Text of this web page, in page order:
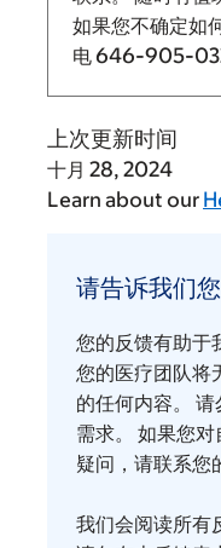
如果您不确定如
电646-905-
上次更新时间
十月 28, 2024
Learn about our
告
我
们
您
的
想
请告诉我们
您的反馈有助于
您的医疗团队将
的任何内容。
需求。 如果您
疑问，请联系您
我们会阅读所有